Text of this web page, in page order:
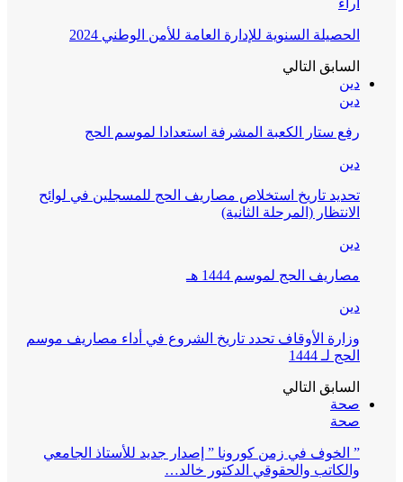
آراء
الحصيلة السنوية للإدارة العامة للأمن الوطني 2024
السابق التالي
دين
دين
رفع ستار الكعبة المشرفة استعدادا لموسم الحج
دين
تحديد تاريخ استخلاص مصاريف الحج للمسجلين في لوائح
الانتظار (المرحلة الثانية)
دين
مصاريف الحج لموسم 1444 هـ
دين
وزارة الأوقاف تحدد تاريخ الشروع في أداء مصاريف موسم
الحج لـ 1444
السابق التالي
صحة
صحة
” الخوف في زمن كورونا ” إصدار جديد للأستاذ الجامعي
والكاتب والحقوقي الدكتور خالد…